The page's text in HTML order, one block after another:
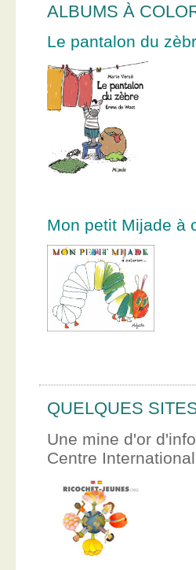
ALBUMS À
Le pantalon du
Mon petit Mijade à
QUELQUES
Une mine d'or
Centre